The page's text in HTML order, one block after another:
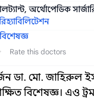
অর্থোপেডিক
Rate this doctors
ডা. মো.
বিশেষজ্ঞ।